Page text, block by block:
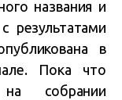
названия и
результатами
в
Пока что
собрании